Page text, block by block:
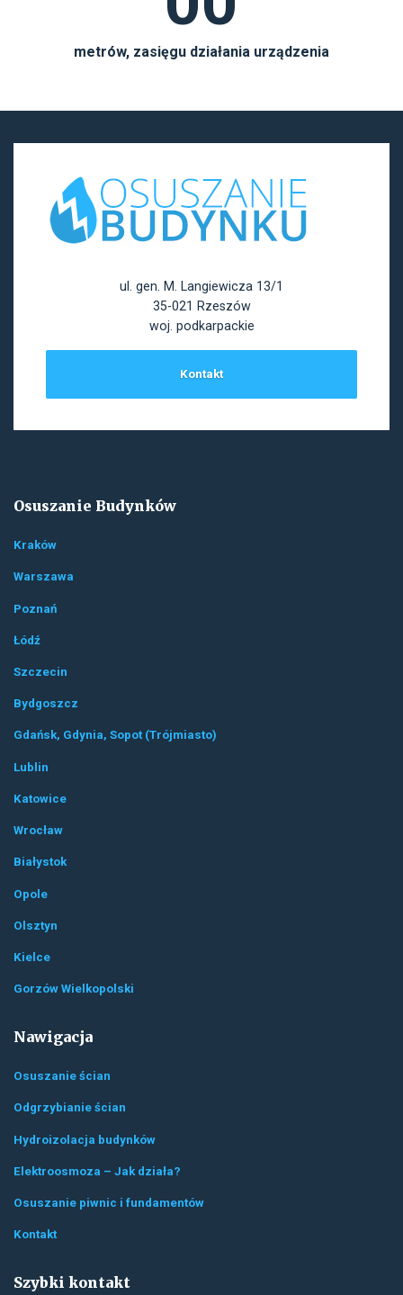
metrów, zasięgu działania urządzenia
ul. gen. M. Langiewicza 13/1
35-021 Rzeszów
woj. podkarpackie
Kontakt
Osuszanie Budynków
Kraków
Warszawa
Poznań
Łódź
Szczecin
Bydgoszcz
Gdańsk, Gdynia, Sopot (Trójmiasto)
Lublin
Katowice
Wrocław
Białystok
Opole
Olsztyn
Kielce
Gorzów Wielkopolski
Nawigacja
Osuszanie ścian
Odgrzybianie ścian
Hydroizolacja budynków
Elektroosmoza – Jak działa?
Osuszanie piwnic i fundamentów
Kontakt
Szybki kontakt